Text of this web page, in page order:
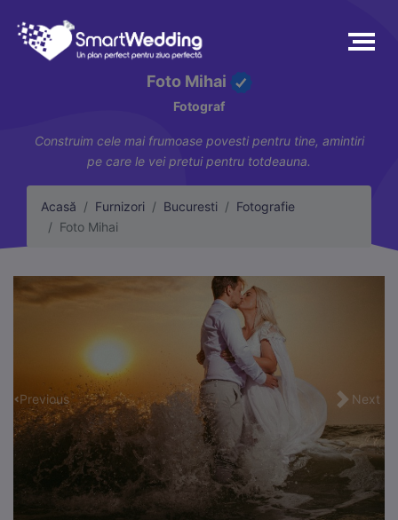
Foto Mihai
Fotograf
Construim cele mai frumoase povesti pentru tine, amintiri
pe care le vei pretui pentru totdeauna.
Acasă Furnizori Bucuresti
Fotografie
Foto Mihai
Previous Next